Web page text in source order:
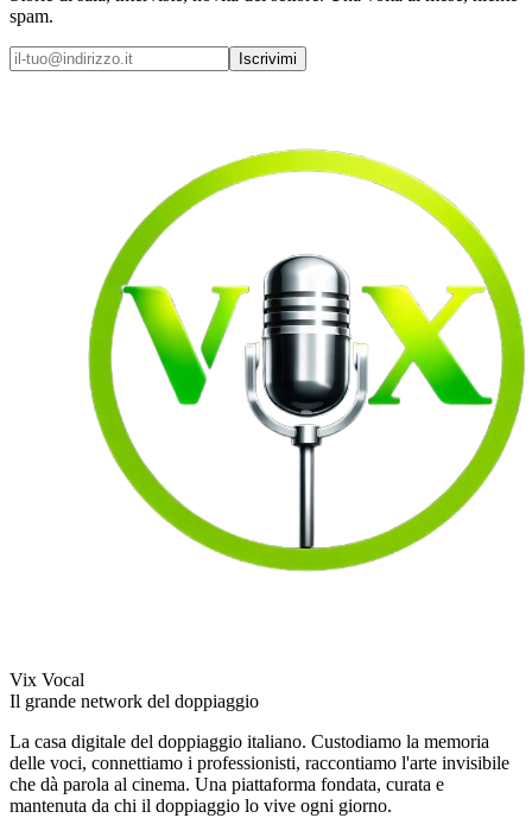
spam.
Iscrivimi
Vix Vocal
Il grande network del doppiaggio
La casa digitale del doppiaggio italiano. Custodiamo la memoria
delle voci, connettiamo i professionisti, raccontiamo l'arte invisibile
che dà parola al cinema. Una piattaforma fondata, curata e
mantenuta da chi il doppiaggio lo vive ogni giorno.